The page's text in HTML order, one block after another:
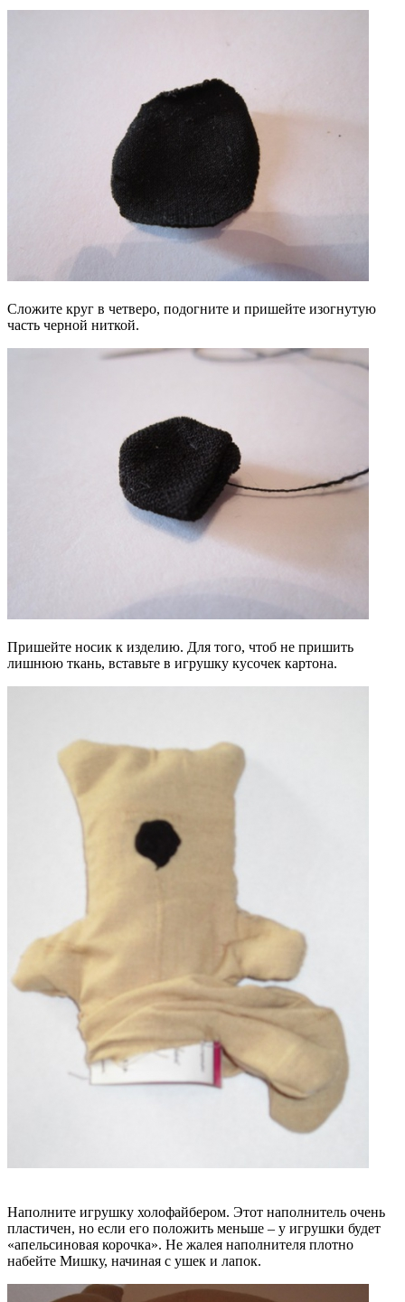
Сложите круг в четверо, подогните и пришейте изогнутую
часть черной ниткой.
Пришейте носик к изделию. Для того, чтоб не пришить
лишнюю ткань, вставьте в игрушку кусочек картона.
Наполните игрушку холофайбером. Этот наполнитель очень
пластичен, но если его положить меньше – у игрушки будет
«апельсиновая корочка». Не жалея наполнителя плотно
набейте Мишку, начиная с ушек и лапок.